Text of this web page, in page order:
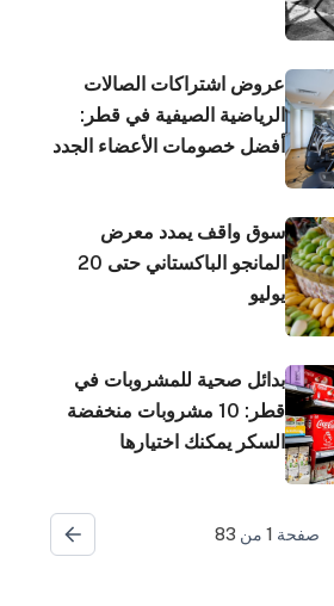
عروض اشتراكات الصالات
الرياضية الصيفية في قطر:
أفضل خصومات الأعضاء الجدد
سوق واقف يمدد معرض
المانجو الباكستاني حتى 20
يوليو
بدائل صحية للمشروبات في
قطر: 10 مشروبات منخفضة
السكر يمكنك اختيارها
صفحة 1 من 83